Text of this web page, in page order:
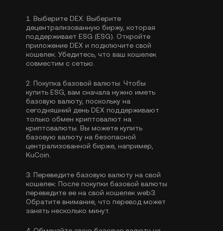
1. Выберите DEX: Выберите
децентрализованную биржу, которая
поддерживает ESG (ESG). Откройте
приложение DEX и подключите свой
кошелек. Убедитесь, что ваш кошелек
совместим с сетью.
2. Покупка базовой валюты: Чтобы
купить ESG, вам сначала нужно иметь
базовую валюту, поскольку на
сегодняшний день DEX поддерживают
только обмен криптовалют на
криптовалюты. Вы можете купить
базовую валюту на безопасной
централизованной бирже, например,
KuCoin.
3. Переведите базовую валюту на свой
кошелек: После покупки базовой валюты
переведите ее на свой кошелек web3.
Обратите внимание, что перевод может
занять несколько минут.